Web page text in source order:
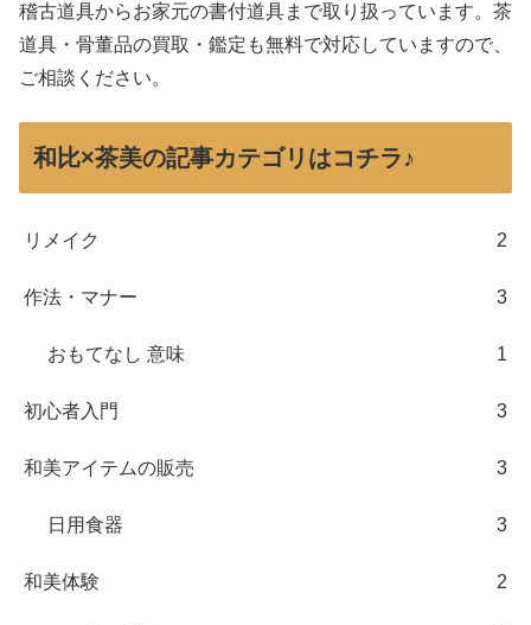
稽古道具からお家元の書付道具まで取り扱っています。茶
道具・骨董品の買取・鑑定も無料で対応していますので、
ご相談ください。
和比×茶美の記事カテゴリはコチラ♪
リメイク 2
作法・マナー 3
おもてなし 意味 1
初心者入門 3
和美アイテムの販売 3
日用食器 3
和美体験 2